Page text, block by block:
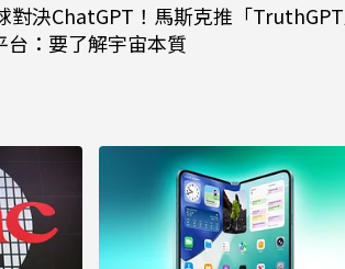
對決ChatGPT！馬斯克推「
台：要了解宇宙本質